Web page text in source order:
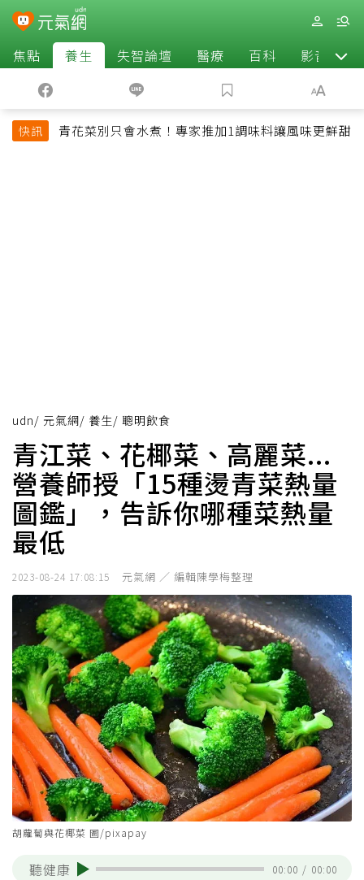
焦點 養生 失智論壇 醫療 百科 影音
快訊 青花菜別只會水煮！專家推加1調味料讓風味更鮮甜
udn/ 元氣網/ 養生/ 聰明飲食
青江菜、花椰菜、高麗菜...
營養師授「15種燙青菜熱量
圖鑑」，告訴你哪種菜熱量
最低
2023-08-24 17:08:15 元氣網 ／ 編輯陳學梅整理
胡蘿蔔與花椰菜 圖/pixapay
聽健康 00:00 / 00:00